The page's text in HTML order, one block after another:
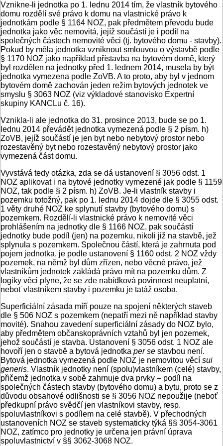
Vznikne-li jednotka po 1. lednu 2014 tím, že vlastník bytového
domu rozdělí své právo k domu na vlastnické právo k
jednotkám podle § 1164 NOZ, pak předmětem převodu bude
jednotka jako věc nemovitá, jejíž součástí je i podíl na
společných částech nemovité věci (tj. bytového domu - stavby).
Pokud by měla jednotka vzniknout smlouvou o výstavbě podle
§ 1170 NOZ jako například přístavba na bytovém domě, který
byl rozdělen na jednotky před 1. lednem 2014, musela by být
jednotka vymezena podle ZoVB. A to proto, aby byl v jednom
bytovém domě zachován jeden režim bytových jednotek ve
smyslu § 3063 NOZ (viz výkladové stanovisko Expertní
skupiny KANCLu č. 16).
Vznikla-li ale jednotka do 31. prosince 2013, bude se po 1.
lednu 2014 převádět jednotka vymezená podle § 2 písm. h)
ZoVB, jejíž součástí je jen byt nebo nebytový prostor nebo
rozestavěný byt nebo rozestavěný nebytový prostor jako
vymezená část domu.
Vyvstává tedy otázka, zda se dá ustanovení § 3056 odst. 1
NOZ aplikovat i na bytové jednotky vymezené jak podle § 1159
NOZ, tak podle § 2 písm. h) ZoVB. Je-li vlastník stavby i
pozemku totožný, pak po 1. lednu 2014 dojde dle § 3055 odst.
1 věty druhé NOZ ke splynutí stavby (bytového domu) s
pozemkem. Rozdělí-li vlastnické právo k nemovité věci
prohlášením na jednotky dle § 1166 NOZ, pak součástí
jednotky bude podíl (jen) na pozemku, nikoli již na stavbě, jež
splynula s pozemkem. Společnou částí, která je zahrnuta pod
pojem jednotka, je podle ustanovení § 1160 odst. 2 NOZ vždy
pozemek, na němž byl dům zřízen, nebo věcné právo, jež
vlastníkům jednotek zakládá právo mít na pozemku dům. Z
logiky věci plyne, že se zde nabídková povinnost neuplatní,
neboť vlastníkem stavby i pozemku je tatáž osoba.
Superficiální zásada míří pouze na spojení některých staveb
dle § 506 NOZ s pozemkem (nepatří mezi ně například stavby
movité). Snahou zavedení superficiální zásady do NOZ bylo,
aby předmětem občanskoprávních vztahů byl jen pozemek,
jehož součástí je stavba. Ustanovení § 3056 odst. 1 NOZ ale
hovoří jen o stavbě a bytová jednotka per se stavbou není.
Bytová jednotka vymezená podle NOZ je nemovitou věcí sui
generis. Vlastník jednotky není (spolu)vlastníkem (celé) stavby,
přičemž jednotka v sobě zahrnuje dva prvky – podíl na
společných částech stavby (bytového domu) a bytu, proto se z
důvodu obsahové odlišnosti se § 3056 NOZ nepoužije (neboť
předkupní právo svědčí jen vlastníkovi stavby, resp.
spoluvlastníkovi s podílem na celé stavbě). V přechodných
ustanoveních NOZ se staveb systematicky týká §§ 3054-3061
NOZ, zatímco pro jednotky je určena jen právní úprava
spoluvlastnictví v §§ 3062-3068 NOZ.